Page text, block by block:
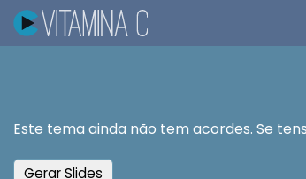
Este tema ainda não tem acordes. Se
Gerar Slides